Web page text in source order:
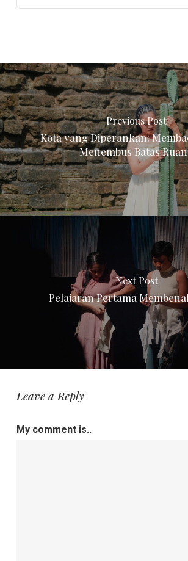
Previous Post
Kota yang Diperankan:
Menembus Batas
Next Post
Pelajaran Pertama
Leave a Reply
My comment is..